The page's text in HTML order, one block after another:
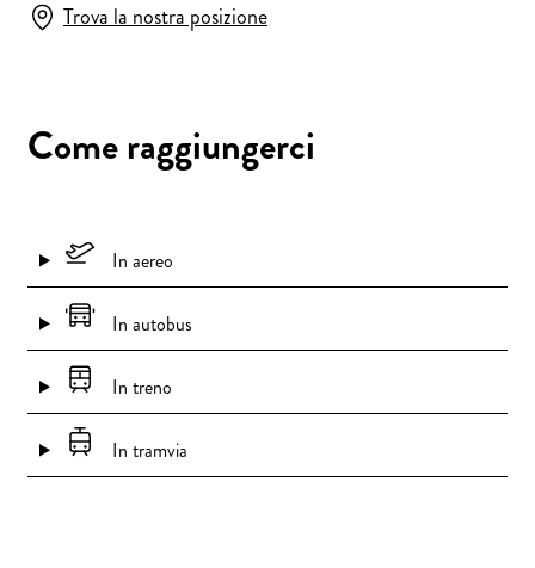
Trova la nostra posizione
Come raggiungerci
In aereo
In autobus
In treno
In tramvia